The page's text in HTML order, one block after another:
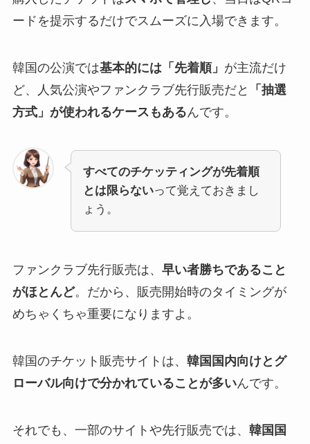
ードを提示するだけでスムーズに入場できます。
韓国の公演では基本的には「先着順」 が主流だけ
ど、人気公演やファンクラブ先行販売だと
「抽選
方式」が使われるケースもあるんです。
すべてのチケッティングが先着順
とは限らないって覚えておきまし
ょう。
ファンクラブ先行販売は、 早い者勝ちであること
がほとんど。だから、販売開始時のタイミングが
めちゃくちゃ重要になりますよ。
韓国のチケット販売サイトは、 韓国国内向けとグ
ローバル向けで分かれていることが多いんです。
それでも、一部のサイトや先行販売では、 韓国国